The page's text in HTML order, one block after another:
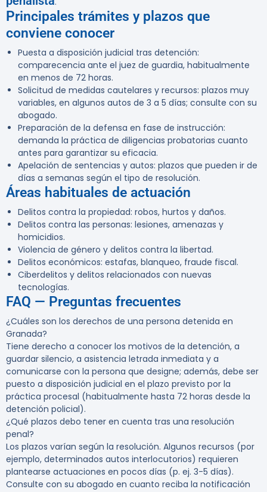
Principales trámites y plazos que
conviene conocer
Puesta a disposición judicial tras detención:
comparecencia ante el juez de guardia, habitualmente
en menos de 72 horas.
Solicitud de medidas cautelares y recursos: plazos muy
variables, en algunos autos de 3 a 5 días; consulte con su
abogado.
Preparación de la defensa en fase de instrucción:
demanda la práctica de diligencias probatorias cuanto
antes para garantizar su eficacia.
Apelación de sentencias y autos: plazos que pueden ir de
días a semanas según el tipo de resolución.
Áreas habituales de actuación
Delitos contra la propiedad: robos, hurtos y daños.
Delitos contra las personas: lesiones, amenazas y
homicidios.
Violencia de género y delitos contra la libertad.
Delitos económicos: estafas, blanqueo, fraude fiscal.
Ciberdelitos y delitos relacionados con nuevas
tecnologías.
FAQ — Preguntas frecuentes
¿Cuáles son los derechos de una persona detenida en
Granada?
Tiene derecho a conocer los motivos de la detención, a
guardar silencio, a asistencia letrada inmediata y a
comunicarse con la persona que designe; además, debe ser
puesto a disposición judicial en el plazo previsto por la
práctica procesal (habitualmente hasta 72 horas desde la
detención policial).
¿Qué plazos debo tener en cuenta tras una resolución
penal?
Los plazos varían según la resolución. Algunos recursos (por
ejemplo, determinados autos interlocutorios) requieren
plantearse actuaciones en pocos días (p. ej. 3-5 días).
Consulte con su abogado en cuanto reciba la notificación